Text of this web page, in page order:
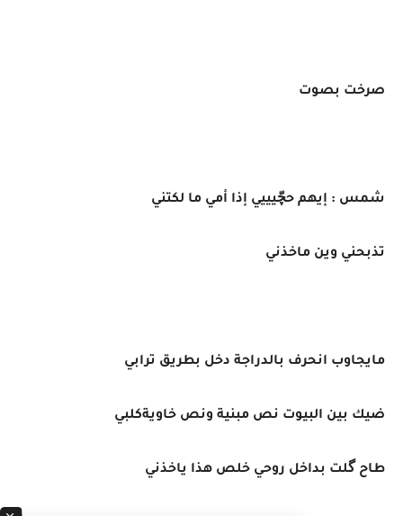
صرخت بصوت
شمس : إيهم حچّيييي إذا أمي ما لكتني
تذبحني وين ماخذني
مايجاوب انحرف بالدراجة دخل بطريق ترابي
ضيك بين البيوت نص مبنية ونص خاويةكلبي
طاح گلت بداخل روحي خلص هذا ياخذني